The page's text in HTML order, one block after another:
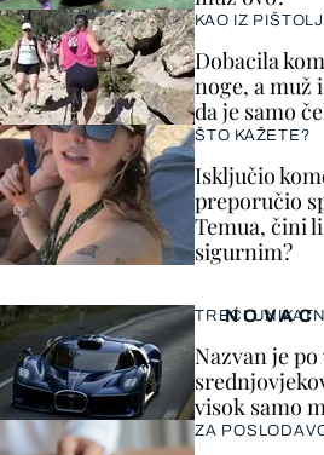
KAO IZ
Dobacila
noge, a muž
da je samo
ŠTO KAŽETE?
Isključio
preporučio
Temua, čini
sigurnim?
NOVAC
TREĆI
Nazvan je
visok samo
ZA